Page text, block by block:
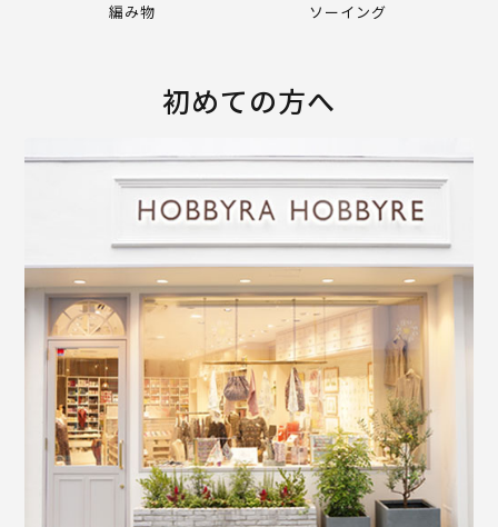
編み物 ソーイング
初めての方へ